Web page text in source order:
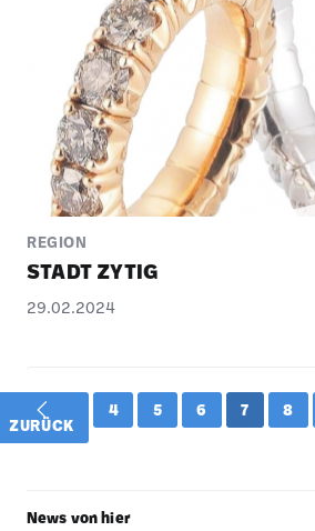
REGION
STADT ZYTIG
29.02.2024
ZURÜCK
4 5 6 7 8
News von hier